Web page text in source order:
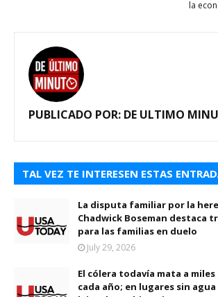
la
PUBLICADO POR: DE ULTIMO
TAL VEZ TE INTERESEN ESTAS
La disputa familiar por la
Chadwick Boseman destaca
para las familias en duelo
July 29, 2026
El cólera todavía mata a
cada año; en lugares sin